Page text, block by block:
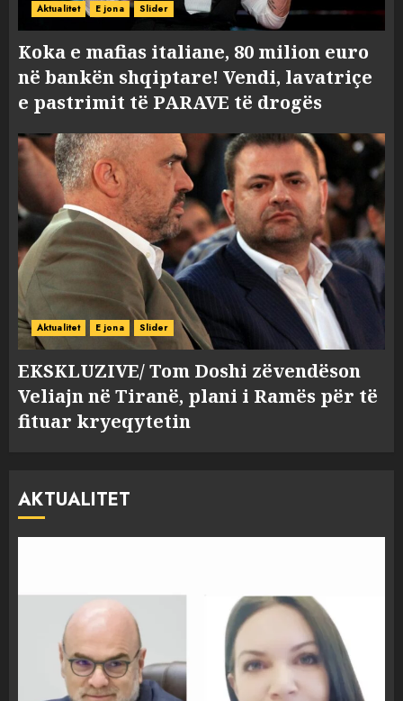
Aktualitet E jona Slider
Koka e mafias italiane, 80 milion euro
në bankën shqiptare! Vendi, lavatriçe
e pastrimit të PARAVE të drogës
Aktualitet E jona Slider
EKSKLUZIVE/ Tom Doshi zëvendëson
Veliajn në Tiranë, plani i Ramës për të
fituar kryeqytetin
AKTUALITET